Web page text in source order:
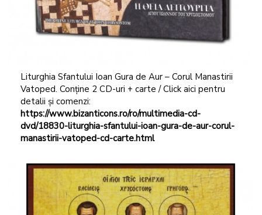
Liturghia Sfantului Ioan Gura de Aur – Corul Manastirii
Vatoped. Conține 2 CD-uri + carte / Click aici pentru
detalii și comenzi:
https://www.bizanticons.ro/ro/multimedia-cd-
dvd/18830-liturghia-sfantului-ioan-gura-de-aur-corul-
manastirii-vatoped-cd-carte.html